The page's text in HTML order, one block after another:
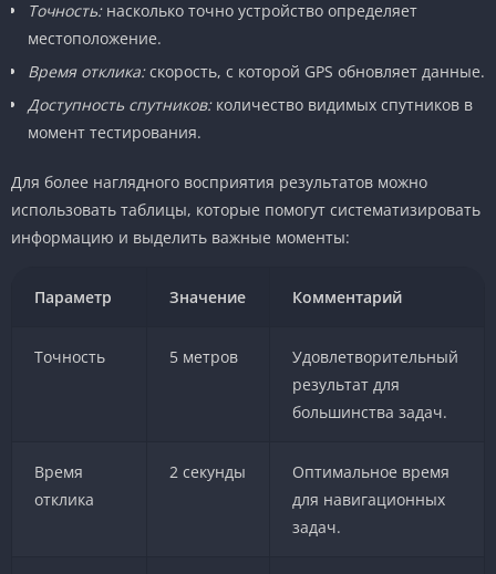
Точность:насколько точно устройство определяет
местоположение.
Время отклика:скорость, с которой GPS обновляет данные.
Доступность спутников:количество видимых спутников в
момент тестирования.
Для более наглядного восприятия результатов можно
использовать таблицы, которые помогут систематизировать
информацию и выделить важные моменты:
Параметр Значение Комментарий
Точность 5 метров
Удовлетворительный
результат для
большинства задач.
Время
отклика
2 секунды
Оптимальное время
для навигационных
задач.